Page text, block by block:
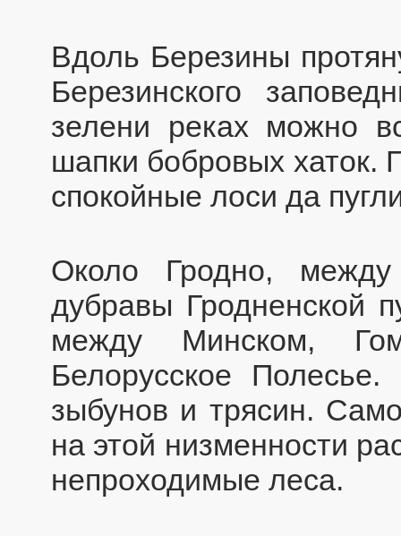
Вдоль Березины
Березинского
зелени реках можно
шапки бобровых хаток.
спокойные лоси да
Около Гродно,
дубравы Гродненской
между Минском,
Белорусское
зыбунов и трясин.
на этой низменности
непроходимые леса.